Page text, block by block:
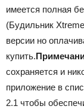
имеется полная
(Будильник
версии но
купить.
сохраняется и
приложение в
2.1 чтобы